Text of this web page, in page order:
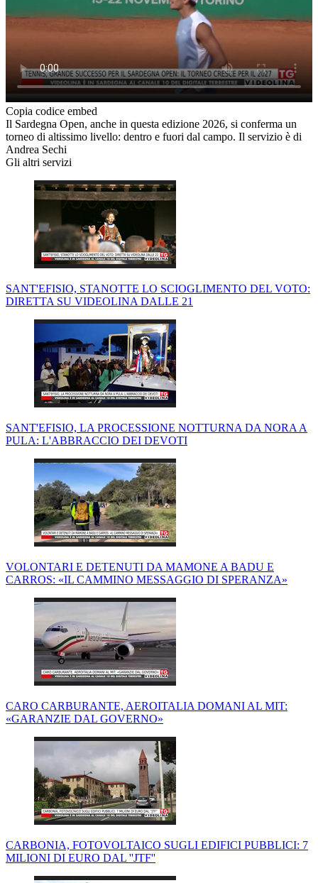
Copia codice embed
Il Sardegna Open, anche in questa edizione 2026, si conferma un
torneo di altissimo livello: dentro e fuori dal campo. Il servizio è di
Andrea Sechi
Gli altri servizi
SANT'EFISIO, STANOTTE LO SCIOGLIMENTO DEL VOTO:
DIRETTA SU VIDEOLINA DALLE 21
SANT'EFISIO, LA PROCESSIONE NOTTURNA DA NORA A
PULA: L'ABBRACCIO DEI DEVOTI
VOLONTARI E DETENUTI DA MAMONE A BADU E
CARROS: «IL CAMMINO MESSAGGIO DI SPERANZA»
CARO CARBURANTE, AEROITALIA DOMANI AL MIT:
«GARANZIE DAL GOVERNO»
CARBONIA, FOTOVOLTAICO SUGLI EDIFICI PUBBLICI: 7
MILIONI DI EURO DAL ''JTF''